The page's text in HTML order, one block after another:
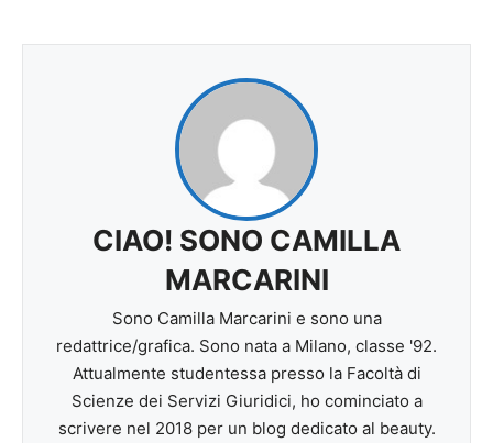
CIAO! SONO CAMILLA
MARCARINI
Sono Camilla Marcarini e sono una
redattrice/grafica. Sono nata a Milano, classe '92.
Attualmente studentessa presso la Facoltà di
Scienze dei Servizi Giuridici, ho cominciato a
scrivere nel 2018 per un blog dedicato al beauty.